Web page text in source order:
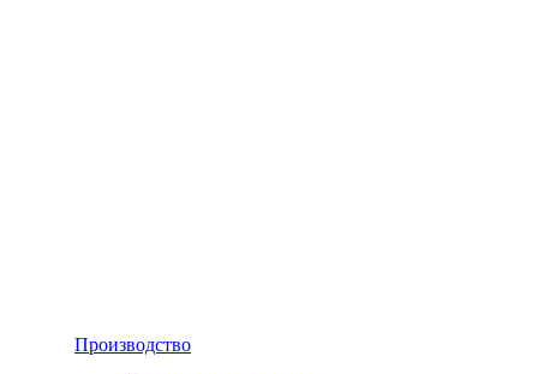
Производство